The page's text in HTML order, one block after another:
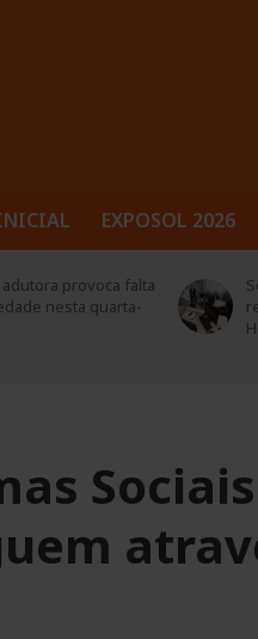
EXPOSOL 2026
provoca falta
nesta quarta-